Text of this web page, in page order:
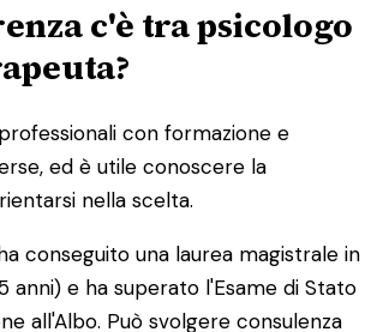
c'è tra psicologo
con formazione e
ed è utile conoscere la
nella scelta.
conseguito una laurea magistrale in
anni) e ha superato l'Esame di Stato
all'Albo. Può svolgere consulenza